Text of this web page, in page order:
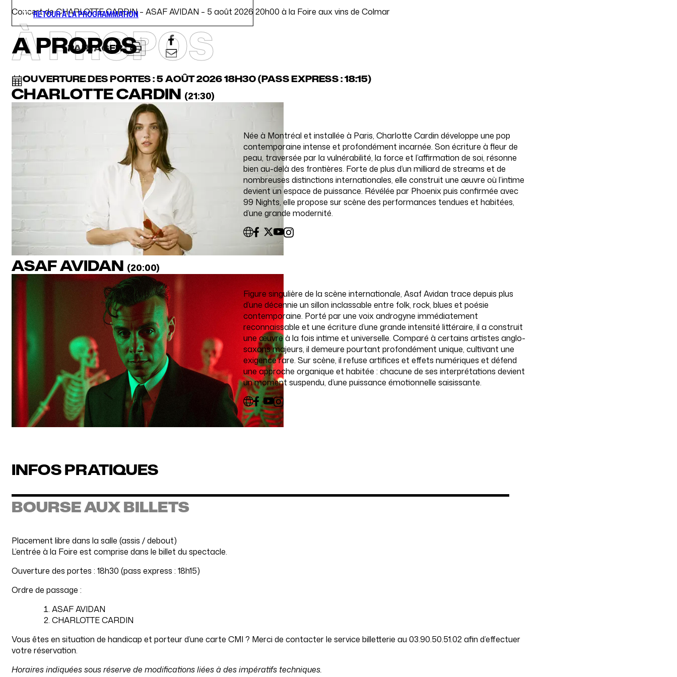
RETOUR À LA PROGRAMMATION
PARTAGER :
Concert de CHARLOTTE CARDIN – ASAF AVIDAN – 5 août 2026 20h00 à la Foire aux vins de Colmar
A PROPOS
À PROPOS
OUVERTURE DES PORTES : 5 AOÛT 2026 18H30(PASS EXPRESS : 18:15)
CHARLOTTE CARDIN (21:30)
Née à Montréal et installée à Paris, Charlotte Cardin développe une pop
contemporaine intense et profondément incarnée. Son écriture à fleur de
peau, traversée par la vulnérabilité, la force et l’affirmation de soi, résonne
bien au-delà des frontières. Forte de plus d’un milliard de streams et de
nombreuses distinctions internationales, elle construit une œuvre où l’intime
devient un espace de puissance. Révélée par Phoenix puis confirmée avec
99 Nights, elle propose sur scène des performances tendues et habitées,
d’une grande modernité.
ASAF AVIDAN (20:00)
Figure singulière de la scène internationale, Asaf Avidan trace depuis plus
d’une décennie un sillon inclassable entre folk, rock, blues et poésie
contemporaine. Porté par une voix androgyne immédiatement
reconnaissable et une écriture d’une grande intensité littéraire, il a construit
une œuvre à la fois intime et universelle. Comparé à certains artistes anglo-
saxons majeurs, il demeure pourtant profondément unique, cultivant une
exigence rare. Sur scène, il refuse artifices et effets numériques et défend
une approche organique et habitée : chacune de ses interprétations devient
un moment suspendu, d’une puissance émotionnelle saisissante.
INFOS PRATIQUES
BOURSE AUX BILLETS
Placement libre dans la salle (assis / debout)
L’entrée à la Foire est comprise dans le billet du spectacle.
Ouverture des portes : 18h30 (pass express : 18h15)
Ordre de passage :
ASAF AVIDAN
CHARLOTTE CARDIN
Vous êtes en situation de handicap et porteur d’une carte CMI ? Merci de contacter le service billetterie au 03.90.50.51.02 afin d’effectuer
votre réservation.
Horaires indiquées sous réserve de modifications liées à des impératifs techniques.